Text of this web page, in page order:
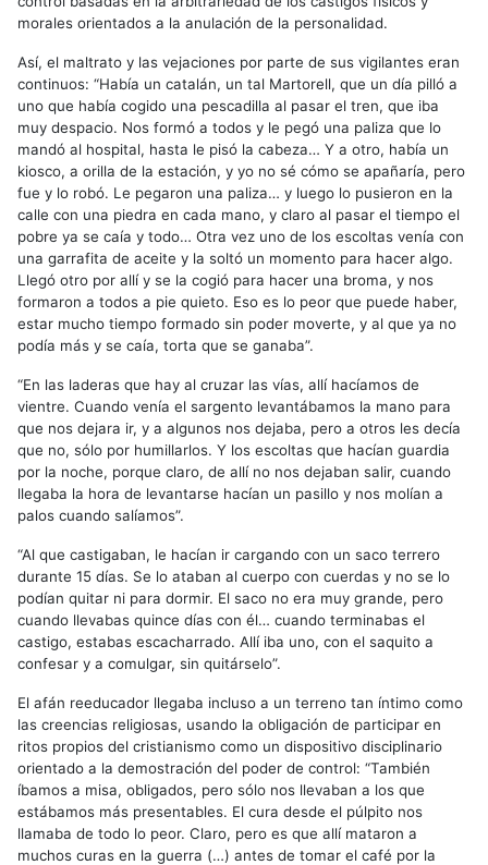
morales orientados a la anulación de la personalidad.
Así, el maltrato y las vejaciones por parte de sus vigilantes eran
continuos: “Había un catalán, un tal Martorell, que un día pilló a
uno que había cogido una pescadilla al pasar el tren, que iba
muy despacio. Nos formó a todos y le pegó una paliza que lo
mandó al hospital, hasta le pisó la cabeza… Y a otro, había un
kiosco, a orilla de la estación, y yo no sé cómo se apañaría, pero
fue y lo robó. Le pegaron una paliza… y luego lo pusieron en la
calle con una piedra en cada mano, y claro al pasar el tiempo el
pobre ya se caía y todo… Otra vez uno de los escoltas venía con
una garrafita de aceite y la soltó un momento para hacer algo.
Llegó otro por allí y se la cogió para hacer una broma, y nos
formaron a todos a pie quieto. Eso es lo peor que puede haber,
estar mucho tiempo formado sin poder moverte, y al que ya no
podía más y se caía, torta que se ganaba”.
“En las laderas que hay al cruzar las vías, allí hacíamos de
vientre. Cuando venía el sargento levantábamos la mano para
que nos dejara ir, y a algunos nos dejaba, pero a otros les decía
que no, sólo por humillarlos. Y los escoltas que hacían guardia
por la noche, porque claro, de allí no nos dejaban salir, cuando
llegaba la hora de levantarse hacían un pasillo y nos molían a
palos cuando salíamos”.
“Al que castigaban, le hacían ir cargando con un saco terrero
durante 15 días. Se lo ataban al cuerpo con cuerdas y no se lo
podían quitar ni para dormir. El saco no era muy grande, pero
cuando llevabas quince días con él… cuando terminabas el
castigo, estabas escacharrado. Allí iba uno, con el saquito a
confesar y a comulgar, sin quitárselo”.
El afán reeducador llegaba incluso a un terreno tan íntimo como
las creencias religiosas, usando la obligación de participar en
ritos propios del cristianismo como un dispositivo disciplinario
orientado a la demostración del poder de control: “También
íbamos a misa, obligados, pero sólo nos llevaban a los que
estábamos más presentables. El cura desde el púlpito nos
llamaba de todo lo peor. Claro, pero es que allí mataron a
muchos curas en la guerra (…) antes de tomar el café por la